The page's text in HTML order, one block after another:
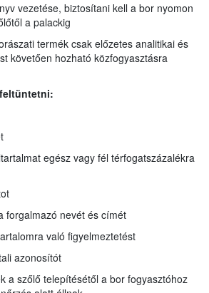
vezetése, biztosítani kell a bor nyomon
a palackig
termék csak előzetes analitikai és
követően hozható közfogyasztásra
egész vagy fél térfogatszázalékra
forgalmazó nevét és címét
való figyelmeztetést
azonosítót
a szőlő telepítésétől a bor fogyasztóhoz